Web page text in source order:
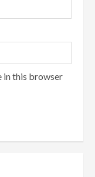
in this browser